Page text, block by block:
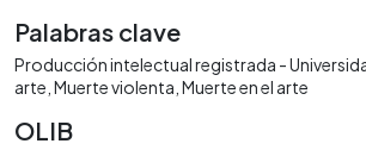
Palabras clave
Producción intelectual registrada -
arte Muerte violenta Muerte en el arte
OLIB